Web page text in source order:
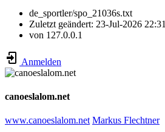
de_sportler/spo_21036s.txt
Zuletzt geändert: 23-Jul-2026 22:31
von 127.0.0.1
Anmelden
canoeslalom.net
www.canoeslalom.net Markus Flechtner